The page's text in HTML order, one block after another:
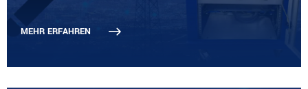
MEHR ERFAHREN